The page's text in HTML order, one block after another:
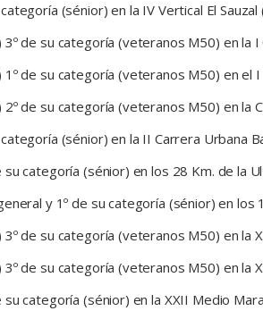
(sénior) en la IV Vertical El Sauzal
de su categoría (veteranos M50) en la I
de su categoría (veteranos M50) en el I
de su categoría (veteranos M50) en la
(sénior) en la II Carrera Urbana
categoría (sénior) en los 28 Km. de la
y 1º de su categoría (sénior) en
de su categoría (veteranos M50) en la
de su categoría (veteranos M50) en la
categoría (sénior) en la XXII Medio